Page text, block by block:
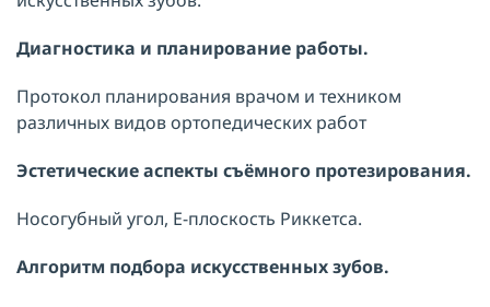
Диагностика и планирование работы.
Протокол планирования врачом и техником
различных видов ортопедических работ
Эстетические аспекты съёмного протезирования.
Носогубный угол, Е-плоскость Риккетса.
Алгоритм подбора искусственных зубов.